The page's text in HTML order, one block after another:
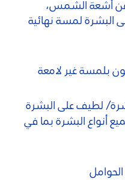
عن أشعة الشمس،
البشرة لمسة نهائية
بلمسة غير لامعة
لطيف على البشرة
أنواع البشرة بما في